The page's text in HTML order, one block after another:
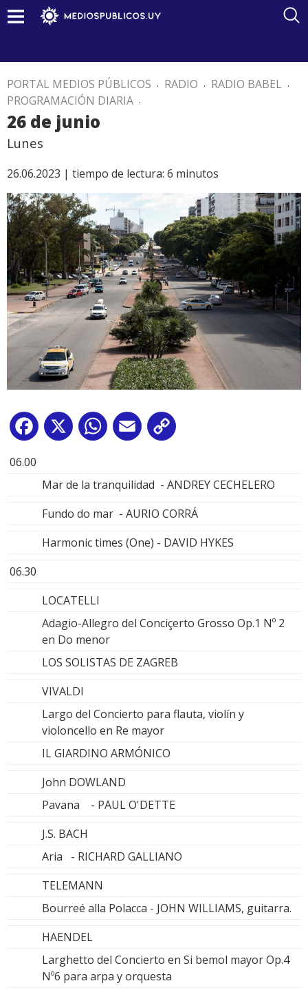
PORTAL MEDIOS PÚBLICOS . RADIO . RADIO BABEL .
PROGRAMACIÓN DIARIA .
26 de junio
Lunes
26.06.2023 | tiempo de lectura: 6 minutos
Facebook
X WhatsApp
Email
06.00
Mar de la tranquilidad - ANDREY CECHELERO
Fundo do mar - AURIO CORRÁ
Harmonic times (One) - DAVID HYKES
06.30
LOCATELLI
Adagio-Allegro del Conciçerto Grosso Op.1 Nº 2
en Do menor
LOS SOLISTAS DE ZAGREB
VIVALDI
Largo del Concierto para flauta, violín y
violoncello en Re mayor
IL GIARDINO ARMÓNICO
John DOWLAND
Pavana - PAUL O'DETTE
J.S. BACH
Aria - RICHARD GALLIANO
TELEMANN
Bourreé alla Polacca - JOHN WILLIAMS, guitarra.
HAENDEL
Larghetto del Concierto en Si bemol mayor Op.4
Nº6 para arpa y orquesta